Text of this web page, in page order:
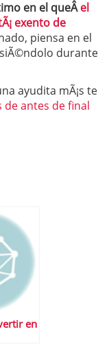
en el queÂel
exento de
piensa en el
durante
ayudita mÃ¡s te
de antes de final
en